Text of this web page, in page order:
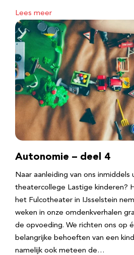
Lees meer
Autonomie – deel 4
Naar aanleiding van ons inmiddels
theatercollege Lastige kinderen?
het Fulcotheater in IJsselstein
weken in onze omdenkverhalen
de opvoeding. We richten ons op
belangrijke behoeften van een
namelijk ook meteen de…